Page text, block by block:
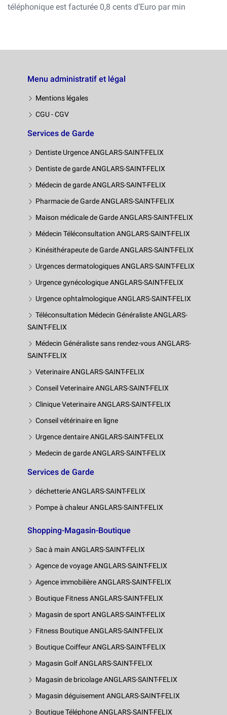
téléphonique est facturée 0,8 cents d’Euro par min
Menu administratif et légal
Mentions légales
CGU - CGV
Services de Garde
Dentiste Urgence ANGLARS-SAINT-FELIX
Dentiste de garde ANGLARS-SAINT-FELIX
Médecin de garde ANGLARS-SAINT-FELIX
Pharmacie de Garde ANGLARS-SAINT-FELIX
Maison médicale de Garde ANGLARS-SAINT-FELIX
Médecin Téléconsultation ANGLARS-SAINT-FELIX
Kinésithérapeute de Garde ANGLARS-SAINT-FELIX
Urgences dermatologiques ANGLARS-SAINT-FELIX
Urgence gynécologique ANGLARS-SAINT-FELIX
Urgence ophtalmologique ANGLARS-SAINT-FELIX
Téléconsultation Médecin Généraliste ANGLARS-
SAINT-FELIX
Médecin Généraliste sans rendez-vous ANGLARS-
SAINT-FELIX
Veterinaire ANGLARS-SAINT-FELIX
Conseil Veterinaire ANGLARS-SAINT-FELIX
Clinique Veterinaire ANGLARS-SAINT-FELIX
Conseil vétérinaire en ligne
Urgence dentaire ANGLARS-SAINT-FELIX
Medecin de garde ANGLARS-SAINT-FELIX
Services de Garde
déchetterie ANGLARS-SAINT-FELIX
Pompe à chaleur ANGLARS-SAINT-FELIX
Shopping-Magasin-Boutique
Sac à main ANGLARS-SAINT-FELIX
Agence de voyage ANGLARS-SAINT-FELIX
Agence immobilière ANGLARS-SAINT-FELIX
Boutique Fitness ANGLARS-SAINT-FELIX
Magasin de sport ANGLARS-SAINT-FELIX
Fitness Boutique ANGLARS-SAINT-FELIX
Boutique Coiffeur ANGLARS-SAINT-FELIX
Magasin Golf ANGLARS-SAINT-FELIX
Magasin de bricolage ANGLARS-SAINT-FELIX
Magasin déguisement ANGLARS-SAINT-FELIX
Boutique Téléphone ANGLARS-SAINT-FELIX